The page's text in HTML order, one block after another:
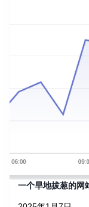
一个旱地拔葱的网